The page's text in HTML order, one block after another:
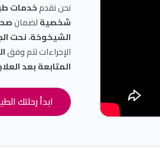
نحن نقدمخدمات
شخصيةلضمان
الشيخوخة،نحت
الإجراءات تتم وفق
المتابعة بعد
ابدأ رحلتك